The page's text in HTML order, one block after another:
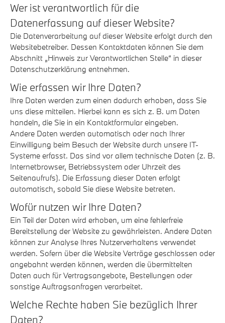
Wer ist verantwortlich für die
Datenerfassung auf dieser Website?
Die Datenverarbeitung auf dieser Website erfolgt durch den
Websitebetreiber. Dessen Kontaktdaten können Sie dem
Abschnitt „Hinweis zur Verantwortlichen Stelle“ in dieser
Datenschutzerklärung entnehmen.
Wie erfassen wir Ihre Daten?
Ihre Daten werden zum einen dadurch erhoben, dass Sie
uns diese mitteilen. Hierbei kann es sich z. B. um Daten
handeln, die Sie in ein Kontaktformular eingeben.
Andere Daten werden automatisch oder nach Ihrer
Einwilligung beim Besuch der Website durch unsere IT-
Systeme erfasst. Das sind vor allem technische Daten (z. B.
Internetbrowser, Betriebssystem oder Uhrzeit des
Seitenaufrufs). Die Erfassung dieser Daten erfolgt
automatisch, sobald Sie diese Website betreten.
Wofür nutzen wir Ihre Daten?
Ein Teil der Daten wird erhoben, um eine fehlerfreie
Bereitstellung der Website zu gewährleisten. Andere Daten
können zur Analyse Ihres Nutzerverhaltens verwendet
werden. Sofern über die Website Verträge geschlossen oder
angebahnt werden können, werden die übermittelten
Daten auch für Vertragsangebote, Bestellungen oder
sonstige Auftragsanfragen verarbeitet.
Welche Rechte haben Sie bezüglich Ihrer
Daten?